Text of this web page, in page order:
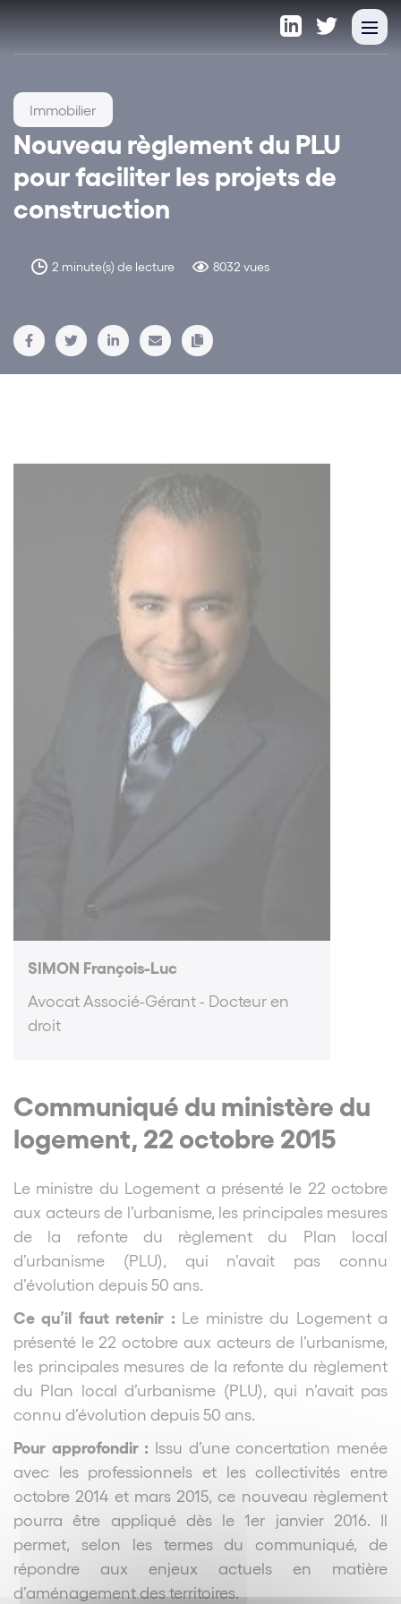
Nouveau règlement du PLU
pour faciliter les projets de
construction
2 minute(s) de lecture 8032 vues
Immobilier
SIMON François-Luc
Avocat Associé-Gérant - Docteur en
droit
Communiqué du ministère du
logement, 22 octobre 2015
Le ministre du Logement a présenté le 22 octobre
aux acteurs de l’urbanisme, les principales mesures
de la refonte du règlement du Plan local
d’urbanisme (PLU), qui n’avait pas connu
d’évolution depuis 50 ans.
Ce qu’il faut retenir : Le ministre du Logement a
présenté le 22 octobre aux acteurs de l’urbanisme,
les principales mesures de la refonte du règlement
du Plan local d’urbanisme (PLU), qui n’avait pas
connu d’évolution depuis 50 ans.
Pour approfondir : Issu d’une concertation menée
avec les professionnels et les collectivités entre
octobre 2014 et mars 2015, ce nouveau règlement
pourra être appliqué dès le 1er janvier 2016. Il
permet, selon les termes du communiqué, de
répondre aux enjeux actuels en matière
d’aménagement des territoires.